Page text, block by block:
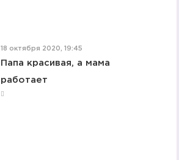
18 октября 2020, 19:45
Папа красивая, а мама
работает